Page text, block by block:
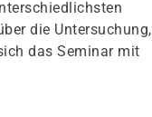
die Untersuchung,
das Seminar mit